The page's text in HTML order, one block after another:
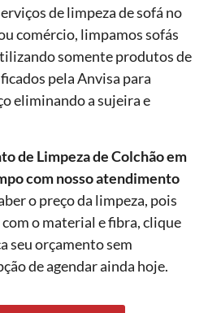
de limpeza de sofá no
comércio, limpamos sofás
somente produtos de
pela Anvisa para
eliminando a sujeira e
de Limpeza de Colchão em
com nosso atendimento
o preço da limpeza, pois
o material e fibra, clique
seu orçamento sem
de agendar ainda hoje.